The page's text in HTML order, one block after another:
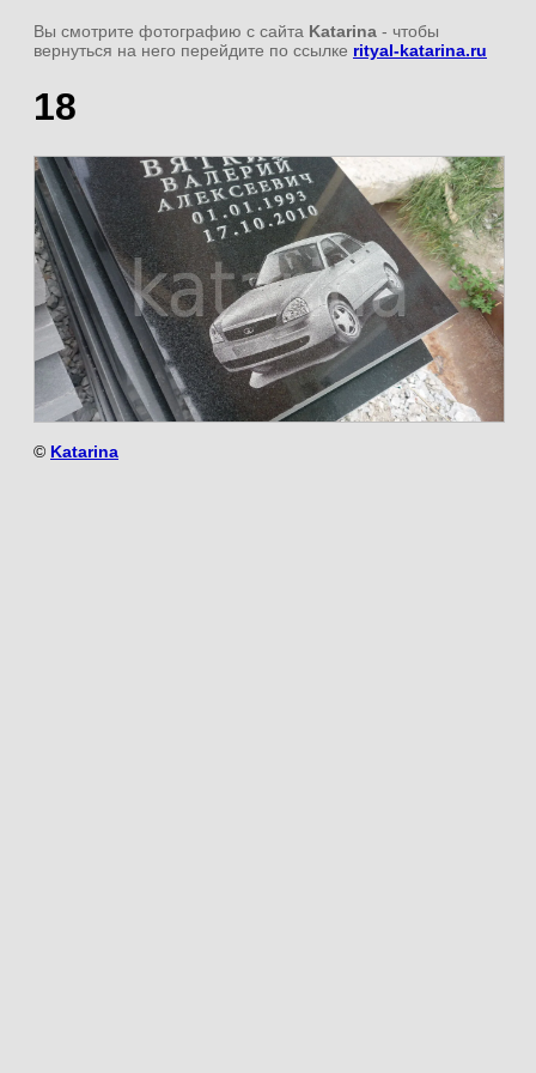
Вы смотрите фотографию с сайта Katarina - чтобы
вернуться на него перейдите по ссылке rityal-katarina.ru
18
© Katarina